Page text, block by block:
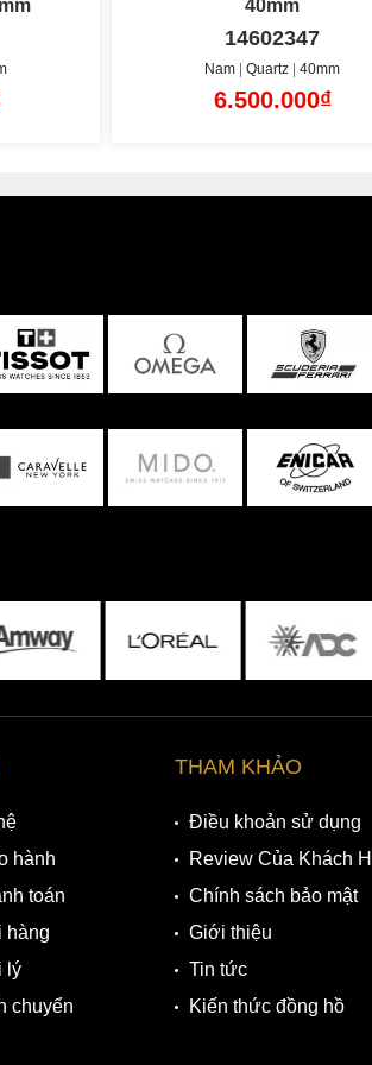
14602702
Nam Quartz 44mm
9.785.000₫
hành
toán
hàng
lý
chuyển
THAM KHẢO
Điều khoản sử dụng
Review Của Khách
Chính sách bảo mật
Giới thiệu
Tin tức
Kiến thức đồng hồ